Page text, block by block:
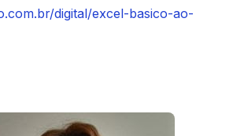
digital/excel-basico-ao-